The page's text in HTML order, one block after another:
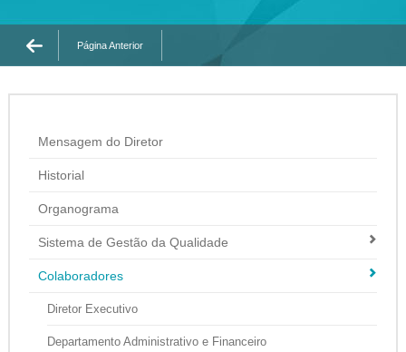
Página Anterior
Mensagem do Diretor
Historial
Organograma
Sistema de Gestão da Qualidade
Colaboradores
Diretor Executivo
Departamento Administrativo e Financeiro